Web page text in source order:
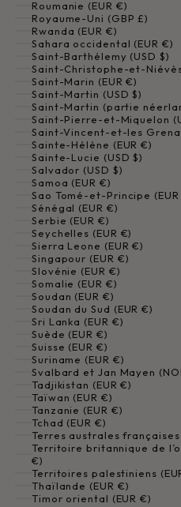
Roumanie (EUR €)
Royaume-Uni (GBP £)
Rwanda (EUR €)
Sahara occidental (EUR €)
Saint-Barthélemy (USD $)
Saint-Christophe-et-Niévès
Saint-Marin (EUR €)
Saint-Martin (USD $)
Saint-Martin (partie
Saint-Pierre-et-Miquelon
Saint-Vincent-et-les
Sainte-Hélène (EUR €)
Sainte-Lucie (USD $)
Salvador (USD $)
Samoa (EUR €)
Sao Tomé-et-Principe
Sénégal (EUR €)
Serbie (EUR €)
Seychelles (EUR €)
Sierra Leone (EUR €)
Singapour (EUR €)
Slovénie (EUR €)
Somalie (EUR €)
Soudan (EUR €)
Soudan du Sud (EUR €)
Sri Lanka (EUR €)
Suède (EUR €)
Suisse (EUR €)
Suriname (EUR €)
Svalbard et Jan Mayen
Tadjikistan (EUR €)
Taïwan (EUR €)
Tanzanie (EUR €)
Tchad (EUR €)
Terres australes françaises
Territoire britannique de
€)
Territoires palestiniens
Thaïlande (EUR €)
Timor oriental (EUR €)